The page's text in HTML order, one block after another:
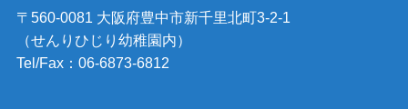
〒560-0081 大阪府豊中市新千里北町3-2-1
（せんりひじり幼稚園内）
Tel/Fax：06-6873-6812